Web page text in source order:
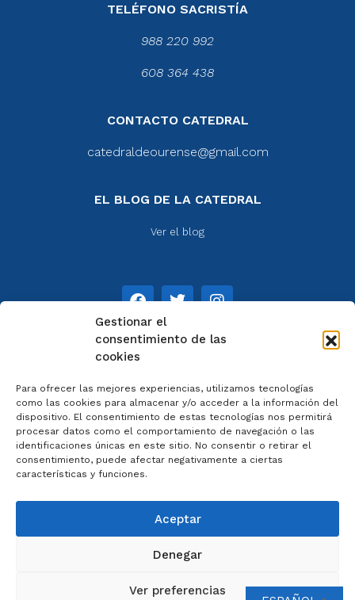
Gestionar el
consentimiento de las
cookies
Para ofrecer las mejores experiencias, utilizamos tecnologías
como las cookies para almacenar y/o acceder a la información del
dispositivo. El consentimiento de estas tecnologías nos permitirá
procesar datos como el comportamiento de navegación o las
identificaciones únicas en este sitio. No consentir o retirar el
consentimiento, puede afectar negativamente a ciertas
características y funciones.
Aceptar
Denegar
Ver preferencias
TELÉFONO SACRISTÍA
988 220 992
608 364 438
CONTACTO CATEDRAL
catedraldeourense@gmail.com
EL BLOG DE LA CATEDRAL
Ver el blog
Aviso legal
Política de privacidad
Cookies
Colaboradores
Condiciones generales
2023 © Catedral de Ourense – web porArtisplendore